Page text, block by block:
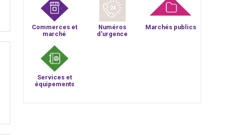
Commerces et
marché
Numéros
d'urgence
Marchés publics
Services et
équipements